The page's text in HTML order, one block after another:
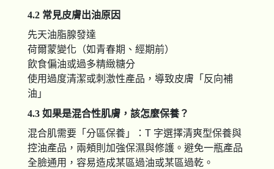
4.2 常見皮膚出油原因
先天油脂腺發達
荷爾蒙變化（如青春期、經期前）
飲食偏油或過多精緻糖分
使用過度清潔或刺激性產品，導致皮膚「反向補
油」
4.3 如果是混合性肌膚，該怎麼保養？
混合肌需要「分區保養」：T 字選擇清爽型保養與
控油產品，兩頰則加強保濕與修護。避免一瓶產品
全臉通用，容易造成某區過油或某區過乾。